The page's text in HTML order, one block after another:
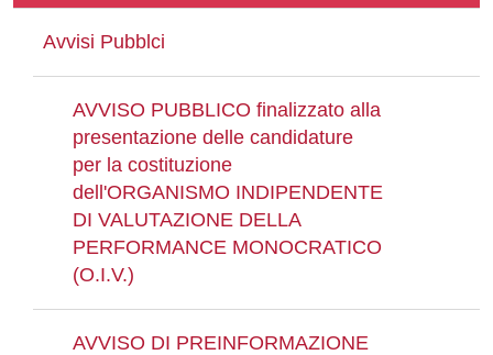
Avvisi Pubblci
AVVISO PUBBLICO finalizzato alla
presentazione delle candidature
per la costituzione
dell'ORGANISMO INDIPENDENTE
DI VALUTAZIONE DELLA
PERFORMANCE MONOCRATICO
(O.I.V.)
AVVISO DI PREINFORMAZIONE